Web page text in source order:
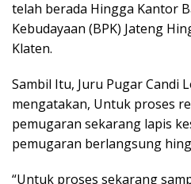
telah berada Hingga Kantor
Kebudayaan (BPK) Jateng
Klaten.
Sambil Itu, Juru Pugar Candi
mengatakan, Untuk proses
pemugaran sekarang lapis
pemugaran berlangsung
“Untuk proses sekarang